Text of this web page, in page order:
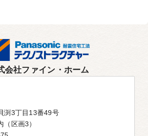
会社ファイン・ホーム
渕3丁目13番49号
区画3）